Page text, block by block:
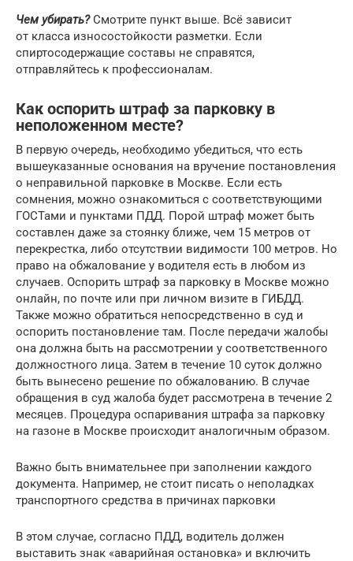
Чем убирать?Смотрите пункт выше. Всё зависит
от класса износостойкости разметки. Если
спиртосодержащие составы не справятся,
отправляйтесь к профессионалам.
Как оспорить штраф за парковку в
неположенном месте?
В первую очередь, необходимо убедиться, что есть
вышеуказанные основания на вручение постановления
о неправильной парковке в Москве. Если есть
сомнения, можно ознакомиться с соответствующими
ГОСТами и пунктами ПДД. Порой штраф может быть
составлен даже за стоянку ближе, чем 15 метров от
перекрестка, либо отсутствии видимости 100 метров. Но
право на обжалование у водителя есть в любом из
случаев. Оспорить штраф за парковку в Москве можно
онлайн, по почте или при личном визите в ГИБДД.
Также можно обратиться непосредственно в суд и
оспорить постановление там. После передачи жалобы
она должна быть на рассмотрении у соответственного
должностного лица. Затем в течение 10 суток должно
быть вынесено решение по обжалованию. В случае
обращения в суд жалоба будет рассмотрена в течение 2
месяцев. Процедура оспаривания штрафа за парковку
на газоне в Москве происходит аналогичным образом.
Важно быть внимательнее при заполнении каждого
документа. Например, не стоит писать о неполадках
транспортного средства в причинах парковки
В этом случае, согласно ПДД, водитель должен
выставить знак «аварийная остановка» и включить